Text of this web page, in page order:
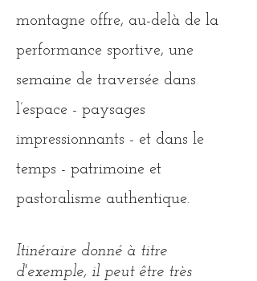
montagne offre, au-delà de la
performance sportive, une
semaine de traversée dans
l’espace - paysages
impressionnants - et dans le
temps - patrimoine et
pastoralisme authentique.
Itinéraire donné à titre
d'exemple, il peut être très